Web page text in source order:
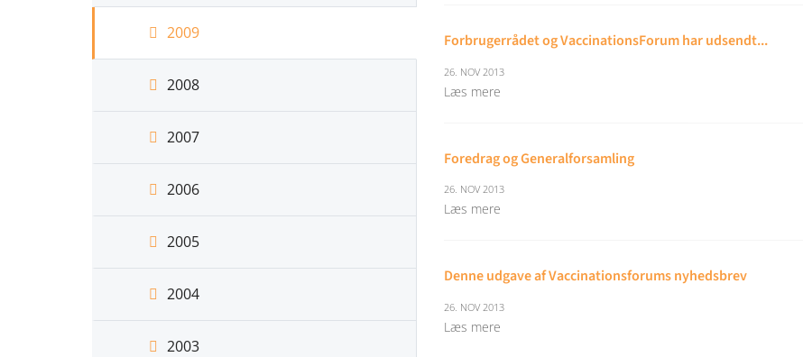
2009
2008
2007
2006
2005
2004
2003
Forbrugerrådet og VaccinationsForum har udsendt...
26. NOV 2013
Læs mere
Foredrag og Generalforsamling
26. NOV 2013
Læs mere
Denne udgave af Vaccinationsforums nyhedsbrev
26. NOV 2013
Læs mere